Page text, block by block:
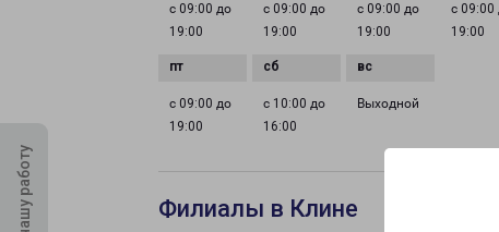
с 09:00 до
19:00
с 09:00 до
19:00
с 09:00 до
19:00
с 09:00
19:00
с 09:00 до
19:00
с 10:00 до
16:00
Выходной
Филиалы в Клине